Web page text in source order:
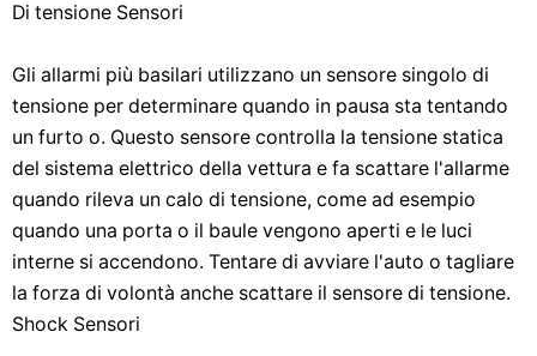
Di tensione Sensori
Gli allarmi più basilari utilizzano un sensore singolo di
tensione per determinare quando in pausa sta tentando
un furto o. Questo sensore controlla la tensione statica
del sistema elettrico della vettura e fa scattare l'allarme
quando rileva un calo di tensione, come ad esempio
quando una porta o il baule vengono aperti e le luci
interne si accendono. Tentare di avviare l'auto o tagliare
la forza di volontà anche scattare il sensore di tensione.
Shock Sensori